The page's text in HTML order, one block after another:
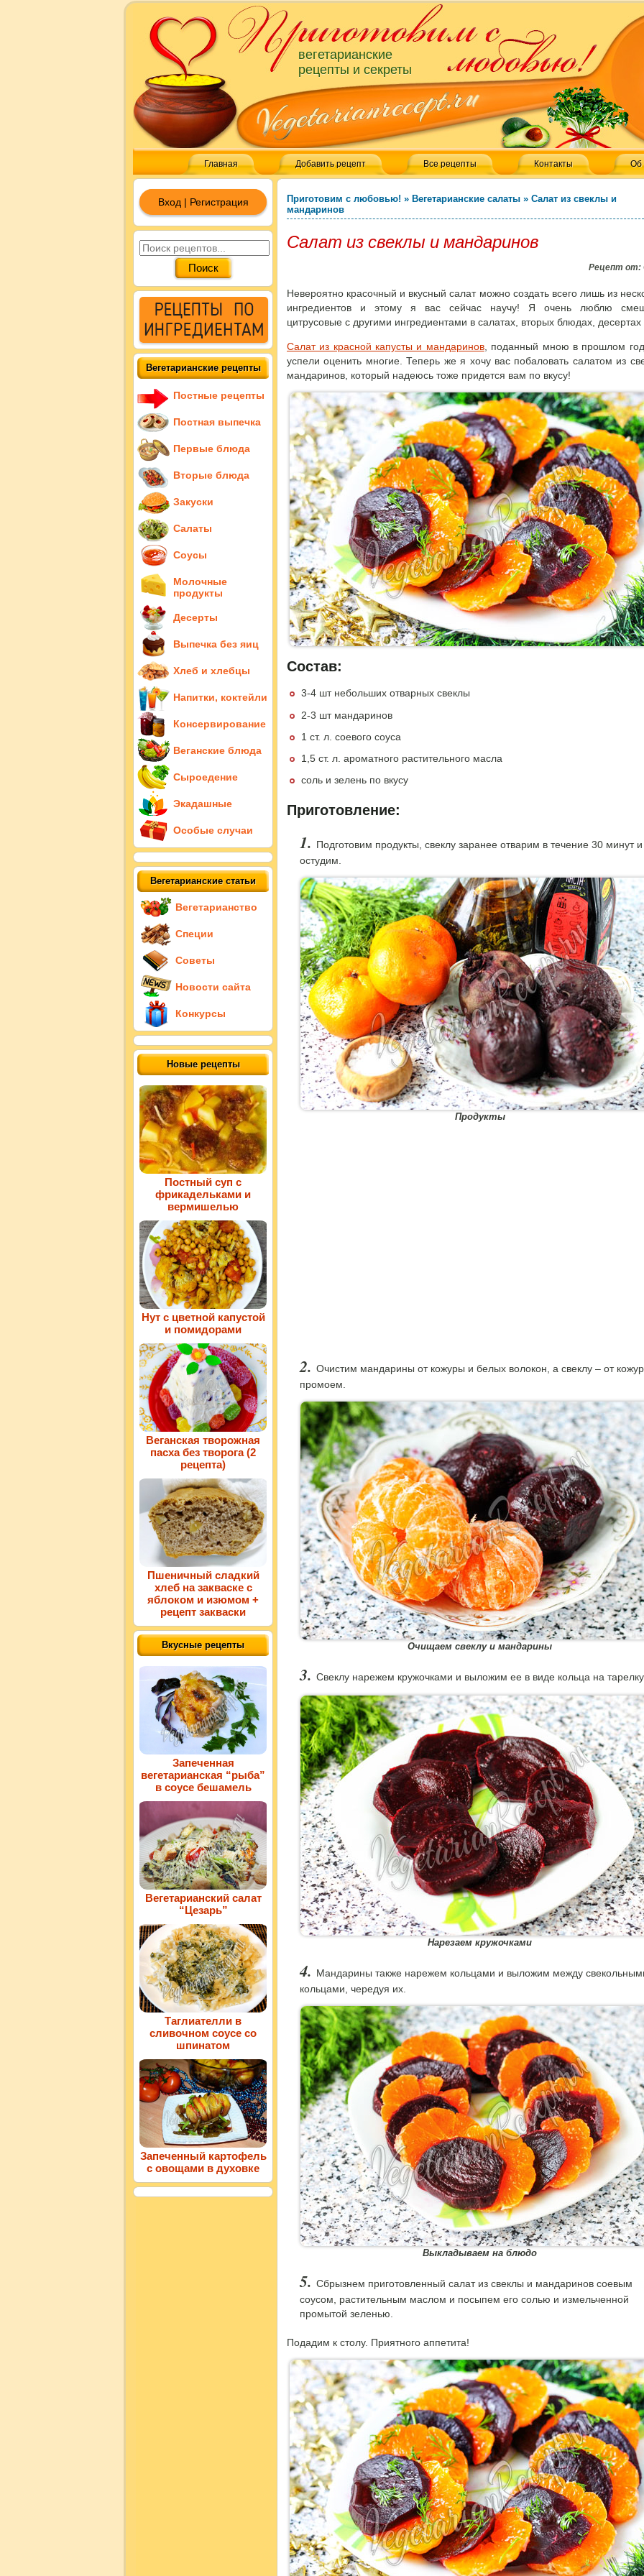
вегетарианские
рецепты и секреты
Главная Добавить рецепт Все рецепты Контакты Об
Приготовим с любовью! » Вегетарианские салаты » Салат из свеклы и
мандаринов
Салат из свеклы и мандаринов
Рецепт от:
Невероятно красочный и вкусный салат можно создать всего лишь из
ингредиентов и этому я вас сейчас научу! Я очень люблю
цитрусовые с другими ингредиентами в салатах, вторых блюдах, десертах
Салат из красной капусты и мандаринов, поданный мною в прошлом
успели оценить многие. Теперь же я хочу вас побаловать салатом из
мандаринов, который надеюсь тоже придется вам по вкусу!
Состав:
3-4 шт небольших отварных свеклы
2-3 шт мандаринов
1 ст. л. соевого соуса
1,5 ст. л. ароматного растительного масла
соль и зелень по вкусу
Приготовление:
Подготовим продукты, свеклу заранее отварим в течение 30 минут и
остудим.
Продукты
Очистим мандарины от кожуры и белых волокон, а свеклу – от
промоем.
Очищаем свеклу и мандарины
Свеклу нарежем кружочками и выложим ее в виде кольца на
Нарезаем кружочками
Мандарины также нарежем кольцами и выложим между
кольцами, чередуя их.
Выкладываем на блюдо
Сбрызнем приготовленный салат из свеклы и мандаринов соевым
соусом, растительным маслом и посыпем его солью и измельченной
промытой зеленью.
Подадим к столу. Приятного аппетита!
Вход | Регистрация
Вегетарианские рецепты
Постные рецепты
Постная выпечка
Первые блюда
Вторые блюда
Закуски
Салаты
Соусы
Молочные
продукты
Десерты
Выпечка без яиц
Хлеб и хлебцы
Напитки, коктейли
Консервирование
Веганские блюда
Сыроедение
Экадашные
Особые случаи
Вегетарианские статьи
Вегетарианство
Специи
Советы
Новости сайта
Конкурсы
Новые рецепты
Постный суп с
фрикадельками и
вермишелью
Нут с цветной капустой
и помидорами
Веганская творожная
пасха без творога (2
рецепта)
Пшеничный сладкий
хлеб на закваске с
яблоком и изюмом +
рецепт закваски
Вкусные рецепты
Запеченная
вегетарианская “рыба”
в соусе бешамель
Вегетарианский салат
“Цезарь”
Таглиателли в
сливочном соусе со
шпинатом
Запеченный картофель
с овощами в духовке